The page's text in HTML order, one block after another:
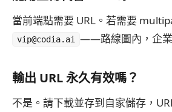
當前端點需要 URL。若需要
vip@codia.ai ——路線圖內，企業
輸出 URL 永久有效嗎？
不是。請下載並存到自家儲存，